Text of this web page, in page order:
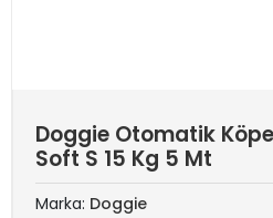
Doggie Otomatik
Soft S 15 Kg 5 Mt
Marka: Doggie